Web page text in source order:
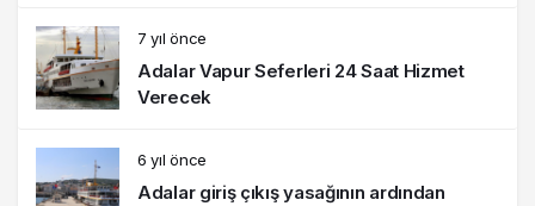
7 yıl önce
Adalar Vapur Seferleri 24 Saat Hizmet
Verecek
6 yıl önce
Adalar giriş çıkış yasağının ardından